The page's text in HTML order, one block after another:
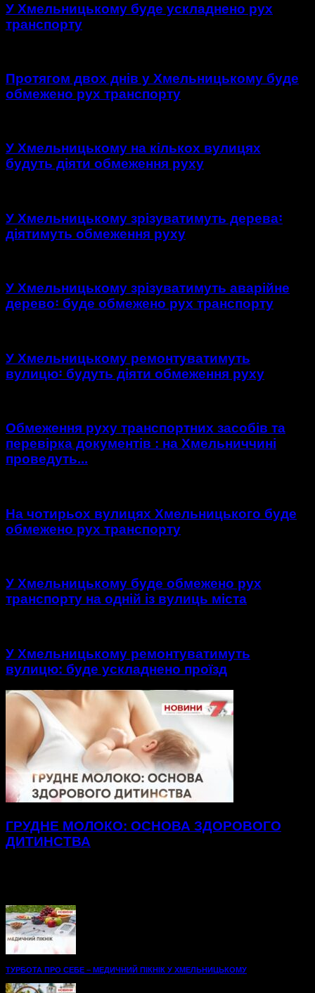
У Хмельницькому буде ускладнено рух
транспорту
Протягом двох днів у Хмельницькому буде
обмежено рух транспорту
У Хмельницькому на кількох вулицях
будуть діяти обмеження руху
У Хмельницькому зрізуватимуть дерева꞉
діятимуть обмеження руху
У Хмельницькому зрізуватимуть аварійне
дерево꞉ буде обмежено рух транспорту
У Хмельницькому ремонтуватимуть
вулицю꞉ будуть діяти обмеження руху
Обмеження руху транспортних засобів та
перевірка документів : на Хмельниччині
проведуть...
На чотирьох вулицях Хмельницького буде
обмежено рух транспорту
У Хмельницькому буде обмежено рух
транспорту на одній із вулиць міста
У Хмельницькому ремонтуватимуть
вулицю: буде ускладнено проїзд
ГРУДНЕ МОЛОКО: ОСНОВА ЗДОРОВОГО
ДИТИНСТВА
ТУРБОТА ПРО СЕБЕ – МЕДИЧНИЙ ПІКНІК У ХМЕЛЬНИЦЬКОМУ